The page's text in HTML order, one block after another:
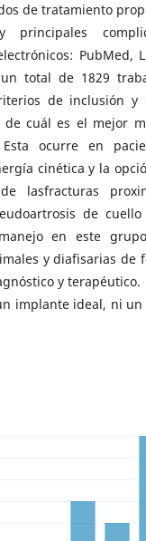
de tratamiento
principales
PubMed,
total de 1829
de inclusión y
de cuál es el mejor
Esta ocurre en
cinética y la
lasfracturas
de
en este grupo
y diafisarias de
y
implante ideal, ni un